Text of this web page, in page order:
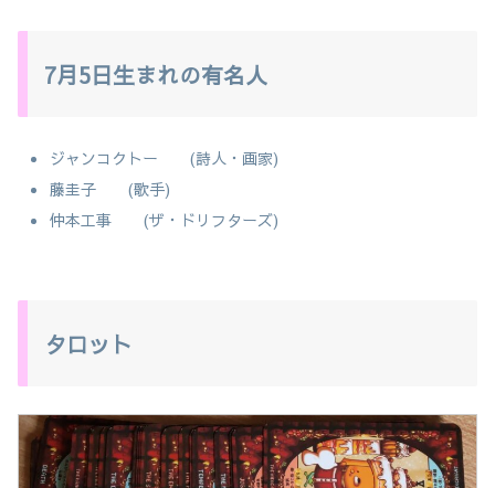
7月5日生まれの有名人
ジャンコクトー (詩人・画家)
藤圭子 (歌手)
仲本工事 (ザ・ドリフターズ)
タロット